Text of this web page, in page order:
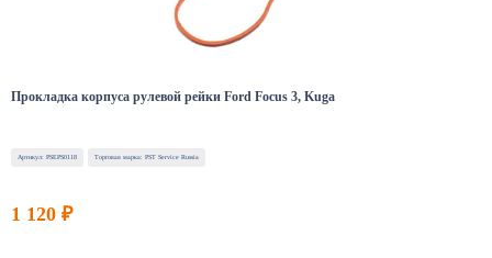
Прокладка корпуса рулевой рейки Ford Focus 3, Kuga
Артикул: PSEPS0118 Торговая марка: PST Service Russia
1 120 ₽